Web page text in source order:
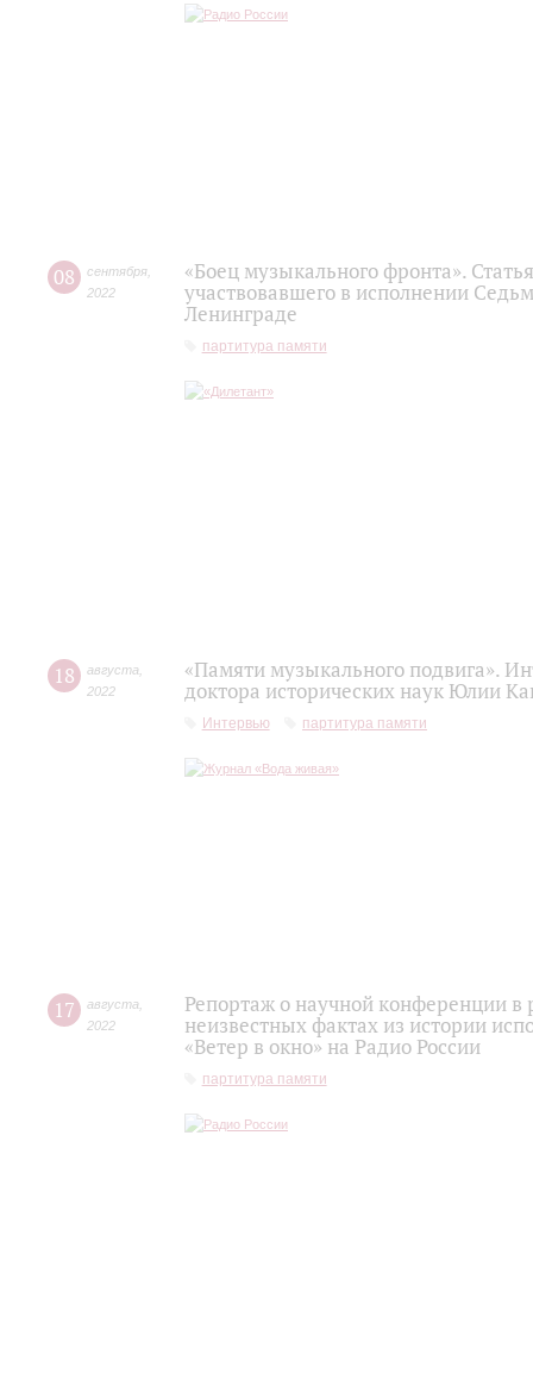
08 сентября
2022
«Боец музыкального фронта».
участвовавшего в исполнении
Ленинграде
партитура памяти
18 августа
2022
«Памяти музыкального подвига».
доктора исторических наук Юлии
Интервью партитура памяти
17 августа
2022
Репортаж о научной конференции в
неизвестных фактах из истории
«Ветер в окно» на Радио России
партитура памяти